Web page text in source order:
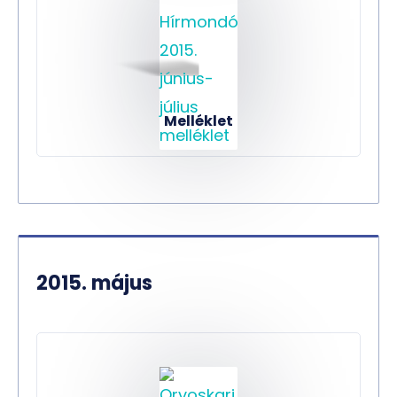
Melléklet
2015. május